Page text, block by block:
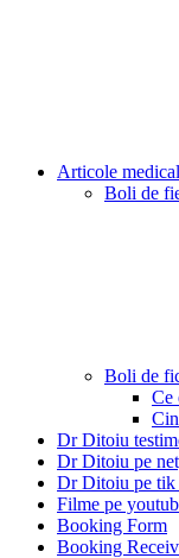
Articole
Boli de
Boli de
Ce
Dr Ditoiu
Dr Ditoiu pe
Dr Ditoiu pe
Filme pe
Booking Form
Booking